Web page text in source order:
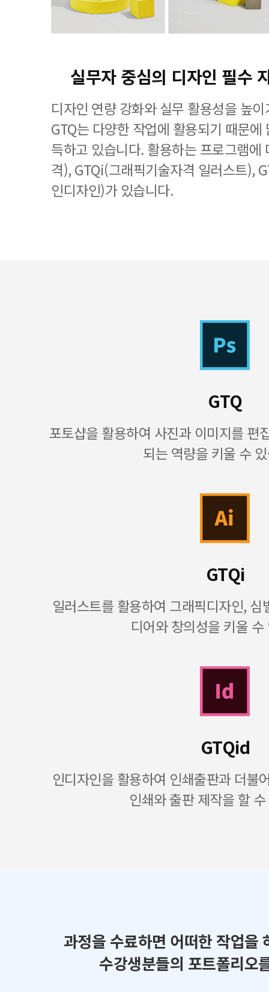
실무자 중심의 디자인 필수
디자인 연량 강화와 실무 활용성을 높
GTQ는 다양한 작업에 활용되기 때문
득하고 있습니다. 활용하는 프로그램에
격), GTQi(그래픽기술자격 일러스트),
인디자인)가 있습니다.
GTQ
포토샵을 활용하여 사진과 이미지를 편
되는 역량을 키울 수
GTQi
일러스트를 활용하여 그래픽디자인,
디어와 창의성을 키울 수
GTQid
인디자인을 활용하여 인쇄출판과 더불
인쇄와 출판 제작을 할
과정을 수료하면 어떠한 작업을
수강생분들의 포트폴리오